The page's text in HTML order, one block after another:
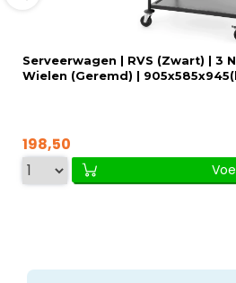
Serveerwagen | RVS (Zwart) | 3
Wielen (Geremd) |
198,50